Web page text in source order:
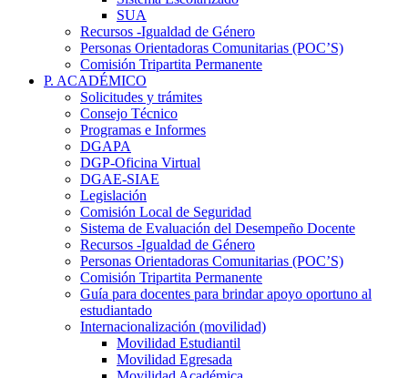
SUA
Recursos -Igualdad de Género
Personas Orientadoras Comunitarias (POC’S)
Comisión Tripartita Permanente
P. ACADÉMICO
Solicitudes y trámites
Consejo Técnico
Programas e Informes
DGAPA
DGP-Oficina Virtual
DGAE-SIAE
Legislación
Comisión Local de Seguridad
Sistema de Evaluación del Desempeño Docente
Recursos -Igualdad de Género
Personas Orientadoras Comunitarias (POC’S)
Comisión Tripartita Permanente
Guía para docentes para brindar apoyo oportuno al
estudiantado
Internacionalización (movilidad)
Movilidad Estudiantil
Movilidad Egresada